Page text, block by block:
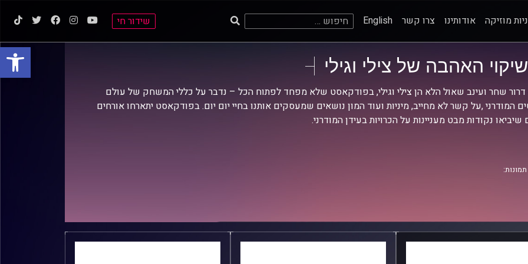
פתח
מוזיקה אודותינו צרו קשר English חיפוש: שידור חי
שיקוי האהבה של צילי וגילי
דרור שחר ועינב שאול הלא הן צילי וגילי, בפודקאסט שלא מפחד לפתוח הכל – נדבר על כללי המשחק של עולם
המודרני ,על קשר לא מחייב, מיניות ועוד המון נושאים שמעסקים אותנו בחיי יום יום. בפודקאסט יתארחו אורחים
שיביאו נקודות מבט מעניינות על הכרויות בעידן המודרני.